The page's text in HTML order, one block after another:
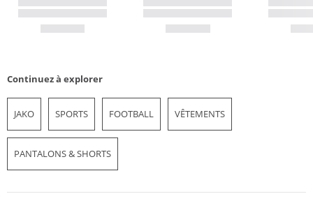
Continuez à explorer
JAKO SPORTS FOOTBALL VÊTEMENTS
PANTALONS & SHORTS